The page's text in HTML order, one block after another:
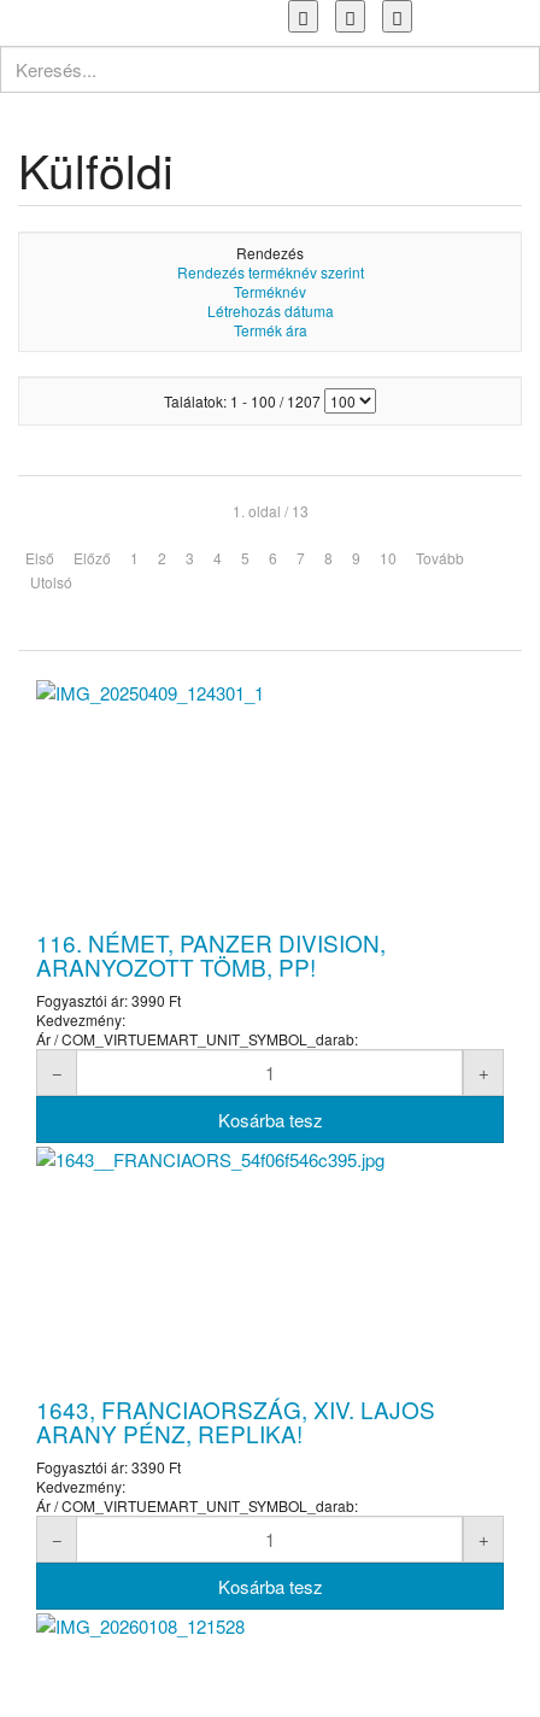
Toggle
navigation
Külföldi
Rendezés
Rendezés terméknév szerint
Terméknév
Létrehozás dátuma
Termék ára
Találatok: 1 - 100 / 1207
1. oldal / 13
Első Előző 1 2 3 4 5 6 7 8 9 10
Tovább
Utolsó
116. NÉMET, PANZER DIVISION,
ARANYOZOTT TÖMB, PP!
Fogyasztói ár:3990 Ft
Kedvezmény:
Ár / COM_VIRTUEMART_UNIT_SYMBOL_darab:
1643, FRANCIAORSZÁG, XIV. LAJOS
ARANY PÉNZ, REPLIKA!
Fogyasztói ár:3390 Ft
Kedvezmény:
Ár / COM_VIRTUEMART_UNIT_SYMBOL_darab: